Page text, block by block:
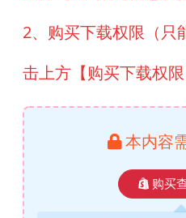
2、购买下载权限（只
击上方【购买下载权
本内容
购买